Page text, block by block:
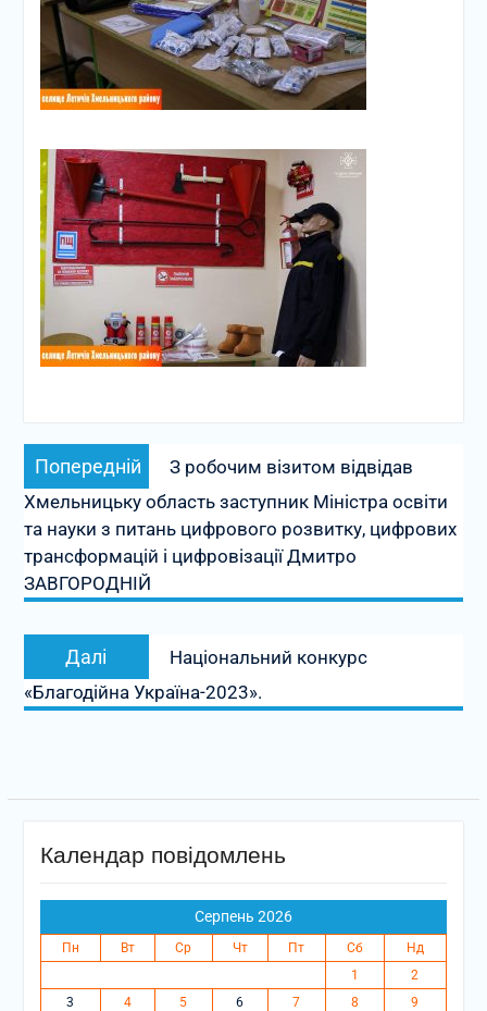
Навігація
записів
Попередній
Попередній
запис:
З робочим візитом відвідав
Хмельницьку область заступник Міністра освіти
та науки з питань цифрового розвитку, цифрових
трансформацій і цифровізації Дмитро
ЗАВГОРОДНІЙ
Далі
Наступний
запис:
Національний конкурс
«Благодійна Україна-2023».
Календар повідомлень
Серпень 2026
Пн Вт Ср Чт Пт Сб
Нд
1
2
3
4 5 6 7 8
9